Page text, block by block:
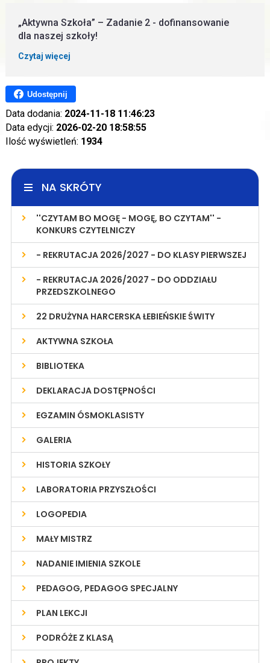
„Aktywna Szkoła” – Zadanie 2 - dofinansowanie
dla naszej szkoły!
Czytaj więcej
Udostępnij
Data dodania: 2024-11-18 11:46:23
Data edycji: 2026-02-20 18:58:55
Ilość wyświetleń: 1934
NA SKRÓTY
''CZYTAM BO MOGĘ - MOGĘ, BO CZYTAM'' -
KONKURS CZYTELNICZY
- REKRUTACJA 2026/2027 - DO KLASY PIERWSZEJ
- REKRUTACJA 2026/2027 - DO ODDZIAŁU
PRZEDSZKOLNEGO
22 DRUŻYNA HARCERSKA ŁEBIEŃSKIE ŚWITY
AKTYWNA SZKOŁA
BIBLIOTEKA
DEKLARACJA DOSTĘPNOŚCI
EGZAMIN ÓSMOKLASISTY
GALERIA
HISTORIA SZKOŁY
LABORATORIA PRZYSZŁOŚCI
LOGOPEDIA
MAŁY MISTRZ
NADANIE IMIENIA SZKOLE
PEDAGOG, PEDAGOG SPECJALNY
PLAN LEKCJI
PODRÓŻE Z KLASĄ